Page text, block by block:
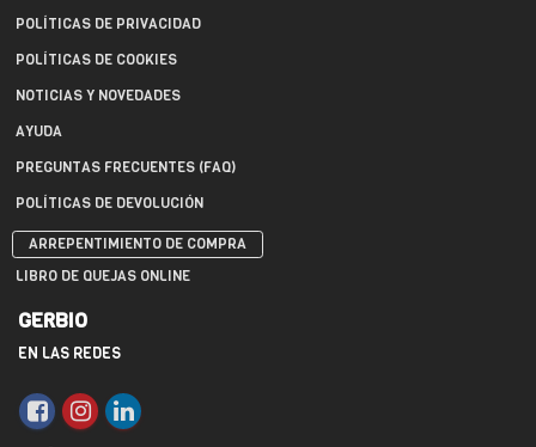
POLÍTICAS DE PRIVACIDAD
POLÍTICAS DE COOKIES
NOTICIAS Y NOVEDADES
AYUDA
PREGUNTAS FRECUENTES (FAQ)
POLÍTICAS DE DEVOLUCIÓN
ARREPENTIMIENTO DE COMPRA
LIBRO DE QUEJAS ONLINE
GERBIO
EN LAS REDES